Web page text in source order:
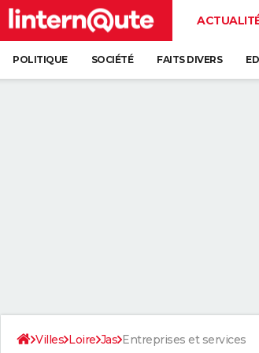
POLITIQUE SOCIÉTÉ FAITS DIVERS
Villes Loire Jas Entreprises et services